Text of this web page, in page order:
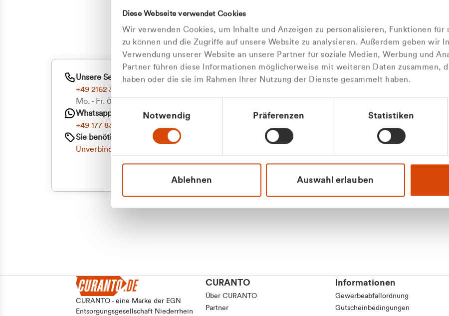
Diese Webseite verwendet Cookies
Wir verwenden Cookies, um Inhalte und Anzeigen zu personalisieren, Funktionen für
zu können und die Zugriffe auf unsere Website zu analysieren. Außerdem geben wir
Verwendung unserer Website an unsere Partner für soziale Medien, Werbung und
Partner führen diese Informationen möglicherweise mit weiteren Daten zusammen,
haben oder die sie im Rahmen Ihrer Nutzung der Dienste gesammelt haben.
Einwilligungsauswahl
Notwendig Präferenzen Statistiken
Ablehnen Auswahl erlauben
Zu welcher
Kundengruppe
gehören Sie?
Privatkunde (inkl. MwSt.)
Geschäftskunde (exkl. MwSt.)
Zum Abfallberater
Oder kontaktieren Sie uns
Wir sind gerne für Sie da
Unsere Service-Hotline
+49 2162 3769000
Mo. - Fr. 08.00 - 16:30 Uhr
Whatsapp
+49 177 8376058
Sie benötigen ein individuelles Angebot?
Unverbindliche Anfrage stellen
CURANTO - eine Marke der EGN
Entsorgungsgesellschaft Niederrhein
CURANTO
Über CURANTO
Partner
Informationen
Gewerbeabfallordnung
Gutscheinbedingungen